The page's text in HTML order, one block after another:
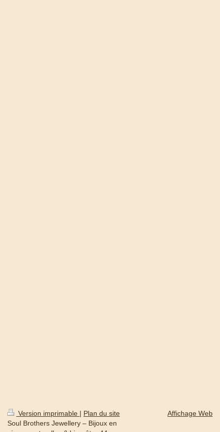
Version imprimable | Plan du site
Soul Brothers Jewellery – Bijoux en
Affichage Web